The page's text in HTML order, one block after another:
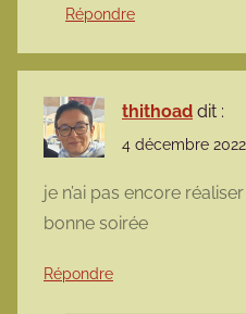
Répondre
thithoad dit :
4 décembre
je n’ai pas encore
bonne soirée
Répondre